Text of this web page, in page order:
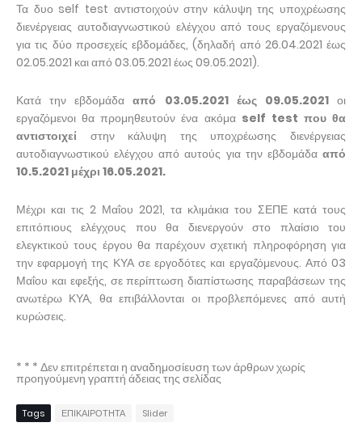
Τα δυο self test αντιστοιχούν στην κάλυψη της υποχρέωσης
διενέργειας αυτοδιαγνωστικού ελέγχου από τους εργαζόμενους
για τις δύο προσεχείς εβδομάδες, (δηλαδή από 26.04.2021 έως
02.05.2021 και από 03.05.2021 έως 09.05.2021).
Κατά την εβδομάδααπό 03.05.2021 έως 09.05.2021οι
εργαζόμενοι θα προμηθευτούν ένα ακόμα self test που θα
αντιστοιχεί στην κάλυψη της υποχρέωσης διενέργειας
αυτοδιαγνωστικού ελέγχου από αυτούς για την εβδομάδααπό
10.5.2021 μέχρι 16.05.2021.
Μέχρι και τις 2 Μαΐου 2021, τα κλιμάκια του ΣΕΠΕ κατά τους
επιτόπιους ελέγχους που θα διενεργούν στο πλαίσιο του
ελεγκτικού τους έργου θα παρέχουν σχετική πληροφόρηση για
την εφαρμογή της ΚΥΑ σε εργοδότες και εργαζόμενους. Από 03
Μαΐου και εφεξής, σε περίπτωση διαπίστωσης παραβάσεων της
ανωτέρω ΚΥΑ, θα επιβάλλονται οι προβλεπόμενες από αυτή
κυρώσεις.
* * * Δεν επιτρέπεται η αναδημοσίευση των άρθρων χωρίς
προηγούμενη γραπτή άδειας της σελίδας
Tags ΕΠΙΚΑΙΡΟΤΗΤΑ Slider